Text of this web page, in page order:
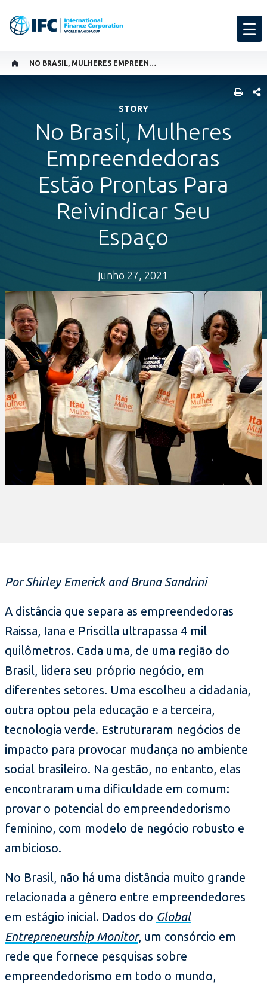
NO BRASIL, MULHERES EMPREENDEDORAS ESTÃO PRONTAS PARA REIVINDICAR SEU ESPAÇO
STORY
No Brasil, Mulheres
Empreendedoras
Estão Prontas Para
Reivindicar Seu
Espaço
junho 27, 2021
Por Shirley Emerick and Bruna Sandrini
A distância que separa as empreendedoras
Raissa, Iana e Priscilla ultrapassa 4 mil
quilômetros. Cada uma, de uma região do
Brasil, lidera seu próprio negócio, em
diferentes setores. Uma escolheu a cidadania,
outra optou pela educação e a terceira,
tecnologia verde. Estruturaram negócios de
impacto para provocar mudança no ambiente
social brasileiro. Na gestão, no entanto, elas
encontraram uma dificuldade em comum:
provar o potencial do empreendedorismo
feminino, com modelo de negócio robusto e
ambicioso.
No Brasil, não há uma distância muito grande
relacionada a gênero entre empreendedores
em estágio inicial. Dados do Global
Entrepreneurship Monitor, um consórcio em
rede que fornece pesquisas sobre
empreendedorismo em todo o mundo,